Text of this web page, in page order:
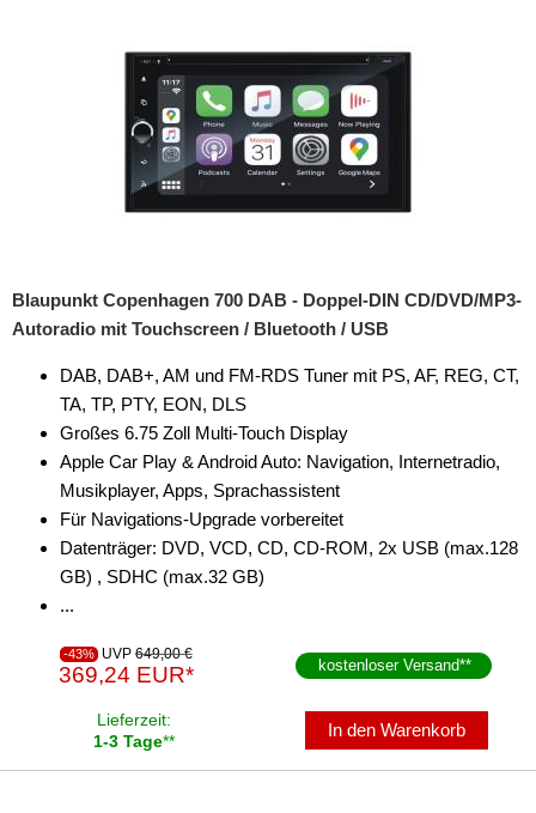
Blaupunkt Copenhagen 700 DAB - Doppel-DIN CD/DVD/MP3-
Autoradio mit Touchscreen / Bluetooth / USB
DAB, DAB+, AM und FM-RDS Tuner mit PS, AF, REG, CT,
TA, TP, PTY, EON, DLS
Großes 6.75 Zoll Multi-Touch Display
Apple Car Play & Android Auto: Navigation, Internetradio,
Musikplayer, Apps, Sprachassistent
Für Navigations-Upgrade vorbereitet
Datenträger: DVD, VCD, CD, CD-ROM, 2x USB (max.128
GB) , SDHC (max.32 GB)
...
-43% UVP 649,00 €
369,24 EUR* kostenloser Versand**
Lieferzeit:
1-3 Tage**
In den Warenkorb